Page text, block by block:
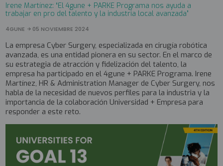
Irene Martínez: “El 4gune + PARKE Programa nos ayuda a
trabajar en pro del talento y la industria local avanzada”
4GUNE 05 NOVIEMBRE 2024
La empresa Cyber Surgery, especializada en cirugía robótica
avanzada, es una entidad pionera en su sector. En el marco de
su estrategia de atracción y fidelización del talento, la
empresa ha participado en el 4gune + PARKE Programa. Irene
Martínez, HR & Administration Manager de Cyber Surgery, nos
habla de la necesidad de nuevos perfiles para la industria y la
importancia de la colaboración Universidad + Empresa para
responder a este reto.